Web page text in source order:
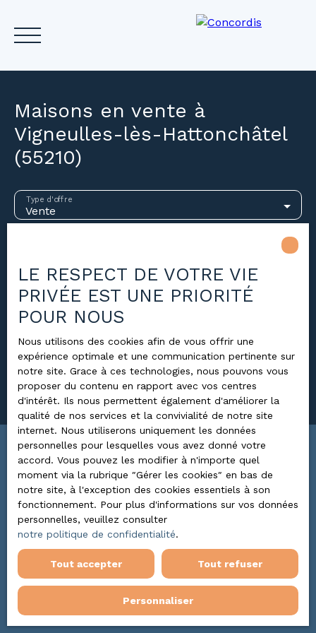
Accueil Acheter
Estimez votre bien
Maisons en vente à
Vigneulles-lès-Hattonchâtel
(55210)
Vente
Type d'offre
Vigneulles-lès-Hattonchâtel (55210)
Localisation
Budget max (€)
Surface min (m²)
Rechercher
Pertinence ALERTE MAIL
Aucun résultat
LE RESPECT DE VOTRE VIE
PRIVÉE EST UNE PRIORITÉ
POUR NOUS
Nous utilisons des cookies afin de vous offrir une
expérience optimale et une communication pertinente sur
notre site. Grace à ces technologies, nous pouvons vous
proposer du contenu en rapport avec vos centres
d'intérêt. Ils nous permettent également d'améliorer la
qualité de nos services et la convivialité de notre site
internet. Nous utiliserons uniquement les données
personnelles pour lesquelles vous avez donné votre
accord. Vous pouvez les modifier à n'importe quel
moment via la rubrique ″Gérer les cookies″ en bas de
notre site, à l'exception des cookies essentiels à son
fonctionnement. Pour plus d'informations sur vos données
personnelles, veuillez consulter
notre politique de confidentialité.
Tout accepter Tout refuser
Personnaliser